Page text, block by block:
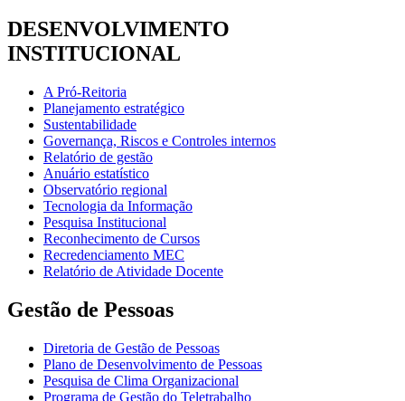
DESENVOLVIMENTO
INSTITUCIONAL
A Pró-Reitoria
Planejamento estratégico
Sustentabilidade
Governança, Riscos e Controles internos
Relatório de gestão
Anuário estatístico
Observatório regional
Tecnologia da Informação
Pesquisa Institucional
Reconhecimento de Cursos
Recredenciamento MEC
Relatório de Atividade Docente
Gestão de Pessoas
Diretoria de Gestão de Pessoas
Plano de Desenvolvimento de Pessoas
Pesquisa de Clima Organizacional
Programa de Gestão do Teletrabalho